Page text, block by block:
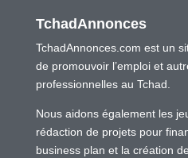
TchadAnnonces
TchadAnnonces.com est un
de promouvoir l’emploi et
professionnelles au Tchad.
Nous aidons également les
rédaction de projets pour
business plan et la création